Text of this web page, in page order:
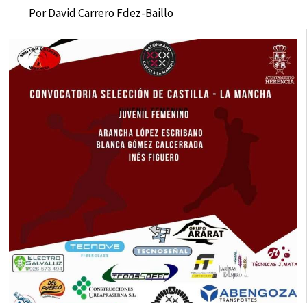
PorDavid Carrero Fdez-Baillo